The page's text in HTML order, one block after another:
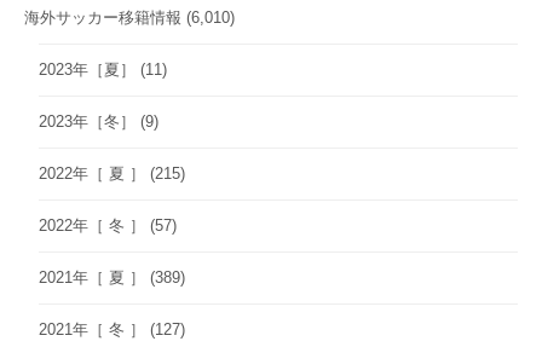
海外サッカー移籍情報 (6,010)
2023年［夏］ (11)
2023年［冬］ (9)
2022年［ 夏 ］ (215)
2022年［ 冬 ］ (57)
2021年［ 夏 ］ (389)
2021年［ 冬 ］ (127)